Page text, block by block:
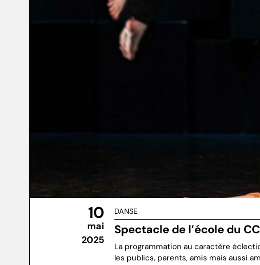
10
mai
2025
DANSE
Spectacle de l’école du
La programmation au caractère
les publics, parents, amis mais aussi